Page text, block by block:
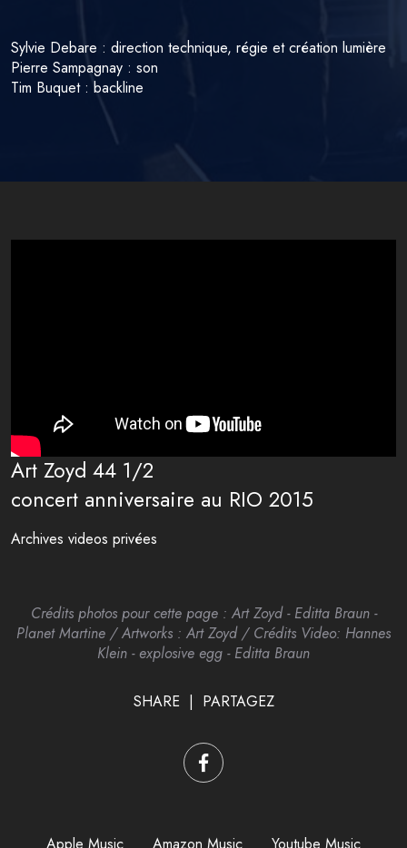
Sylvie Debare : direction technique, régie et création lumière
Pierre Sampagnay : son
Tim Buquet : backline
Art Zoyd 44 1/2
concert anniversaire au RIO 2015
Archives videos privées
Crédits photos pour cette page : Art Zoyd - Editta Braun -
Planet Martine / Artworks : Art Zoyd / Crédits Video: Hannes
Klein - explosive egg - Editta Braun
SHARE | PARTAGEZ
Apple Music Amazon Music Youtube Music